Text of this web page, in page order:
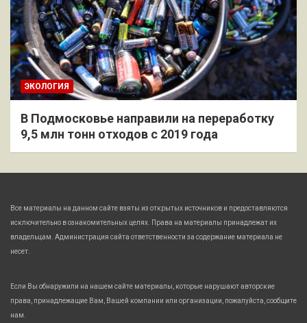
ЭКОЛОГИЯ
В Подмосковье направили на переработку
9,5 млн тонн отходов с 2019 года
Все материалы на данном сайте взяты из открытых источников и предоставляются
исключительно в ознакомительных целях. Права на материалы принадлежат их
владельцам. Администрация сайта ответственности за содержание материала не
несет.
Если Вы обнаружили на нашем сайте материалы, которые нарушают авторские
права, принадлежащие Вам, Вашей компании или организации, пожалуйста, сообщите
нам.